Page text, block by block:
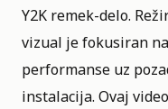
Y2K remek-delo.
vizual je fokusiran
performanse uz
instalacija. Ovaj